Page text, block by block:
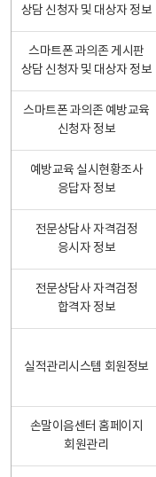
상담 신청자 및 대상자 정보
스마트폰 과의존 게시판
상담 신청자 및 대상자 정보
스마트폰 과의존 예방교육
신청자 정보
예방교육 실시현황조사
응답자 정보
전문상담사 자격검정
응시자 정보
전문상담사 자격검정
합격자 정보
실적관리시스템 회원정보
손말이음센터 홈페이지
회원관리